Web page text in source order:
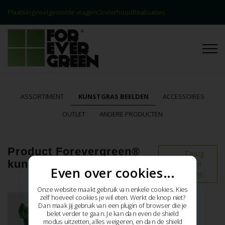
PlaatsingVeelgestelde vragenOnderhoudRealisaties
Contact
ASSORTIMENT KUNSTGRAS BEELDEN
ACCESSOIRES
OUTLET
ANDERE PRODUCTEN
Product Forevergreen®
kunstgras Kleine Olifant
Terug
naar het
overzicht
Even over cookies...
Onze website maakt gebruik van enkele cookies. Kies
zelf hoeveel cookies je wil eten. Werkt de knop niet?
Dan maak jij gebruik van een plugin of browser die je
belet verder te gaan. Je kan dan even de shield
modus uitzetten, alles weigeren, en dan de shield